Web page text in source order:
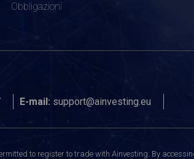
Obbligazioni
E-mail: support@ainvesting.eu
to register to trade with Ainvesting. By